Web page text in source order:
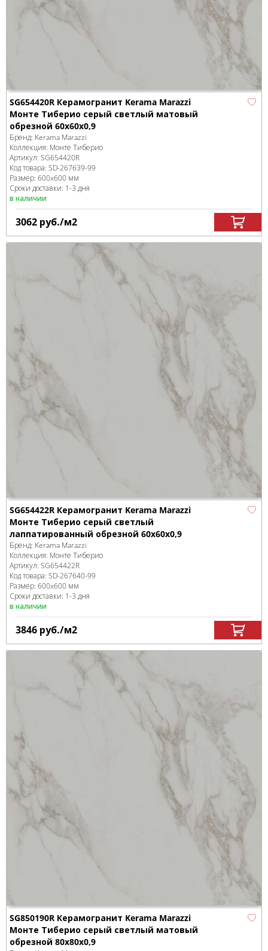
SG654420R Керамогранит Kerama Marazzi
Монте Тиберио серый светлый матовый
обрезной 60x60x0,9
Бренд: Kerama Marazzi
Коллекция: Монте Тиберио
Артикул: SG654420R
Код товара: SD-267639-99
Размер: 600x600 мм
Сроки доставки: 1-3 дня
в наличии
3062 руб./м2
SG654422R Керамогранит Kerama Marazzi
Монте Тиберио серый светлый
лаппатированный обрезной 60x60x0,9
Бренд: Kerama Marazzi
Коллекция: Монте Тиберио
Артикул: SG654422R
Код товара: SD-267640-99
Размер: 600x600 мм
Сроки доставки: 1-3 дня
в наличии
3846 руб./м2
SG850190R Керамогранит Kerama Marazzi
Монте Тиберио серый светлый матовый
обрезной 80x80x0,9